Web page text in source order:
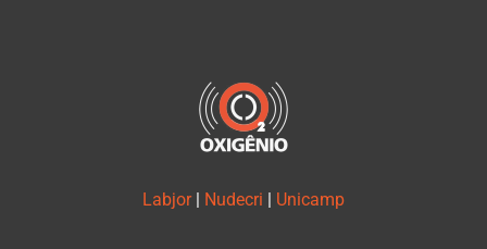
Labjor | Nudecri | Unicamp